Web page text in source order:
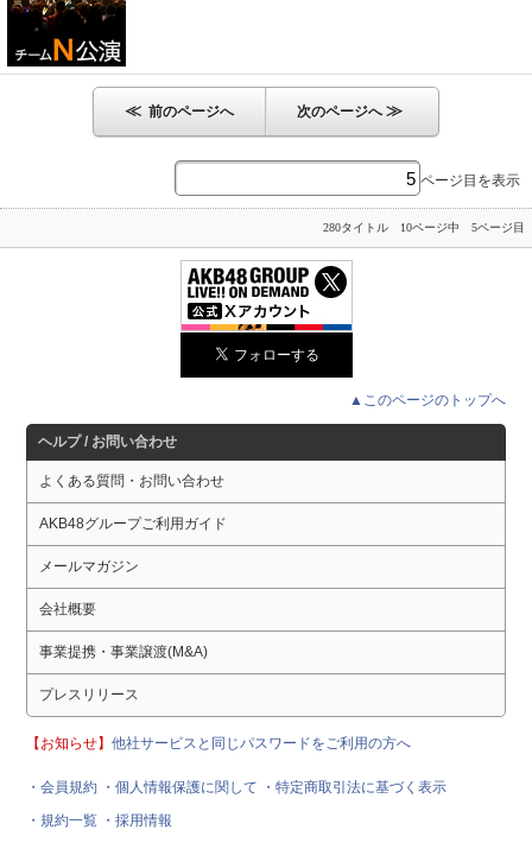
≪ 前のページへ 次のページへ≫
ページ目を表示
280タイトル 10ページ中 5ページ目
▲このページのトップへ
ヘルプ / お問い合わせ
よくある質問・お問い合わせ
AKB48グループご利用ガイド
メールマガジン
会社概要
事業提携・事業譲渡(M&A)
プレスリリース
【お知らせ】他社サービスと同じパスワードをご利用の方へ
・会員規約 ・個人情報保護に関して
・特定商取引法に基づく表示
・規約一覧 ・採用情報